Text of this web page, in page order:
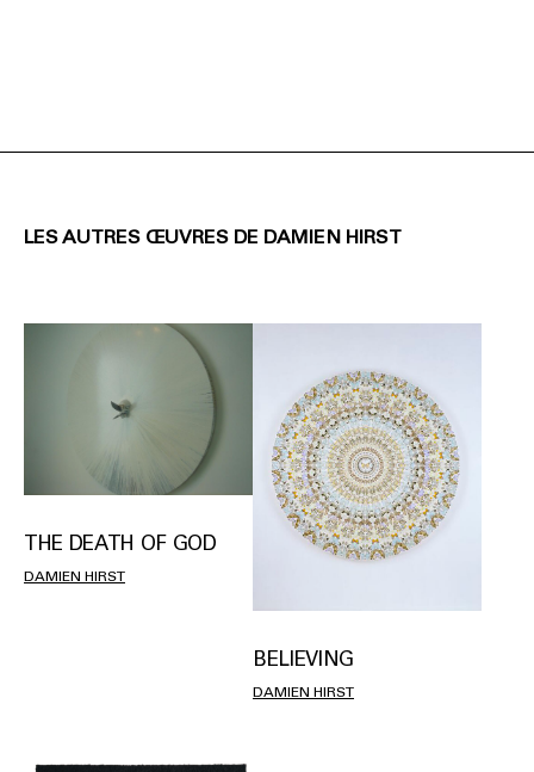
LES AUTRES ŒUVRES DE DAMIEN HIRST
THE DEATH OF GOD
DAMIEN HIRST
BELIEVING
DAMIEN HIRST